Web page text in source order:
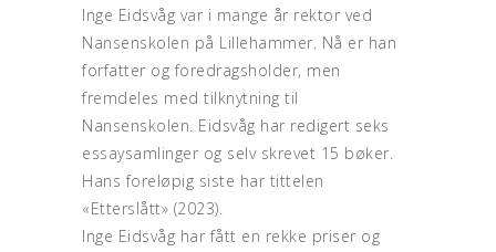
Inge Eidsvåg var i mange år rektor ved
Nansenskolen på Lillehammer. Nå er han
forfatter og foredragsholder, men
fremdeles med tilknytning til
Nansenskolen. Eidsvåg har redigert seks
essaysamlinger og selv skrevet 15 bøker.
Hans foreløpig siste har tittelen
«Etterslått» (2023).
Inge Eidsvåg har fått en rekke priser og